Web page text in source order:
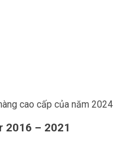
cao cấp của năm 2024
2016 – 2021